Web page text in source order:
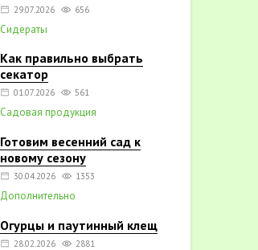
29.07.2026 656
Сидераты
Как правильно выбрать
секатор
01.07.2026 561
Садовая продукция
Готовим весенний сад к
новому сезону
30.04.2026 1353
Дополнительно
Огурцы и паутинный клещ
28.02.2026 2881